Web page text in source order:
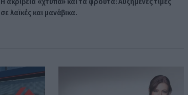
σε λαϊκές και μανάβικα.